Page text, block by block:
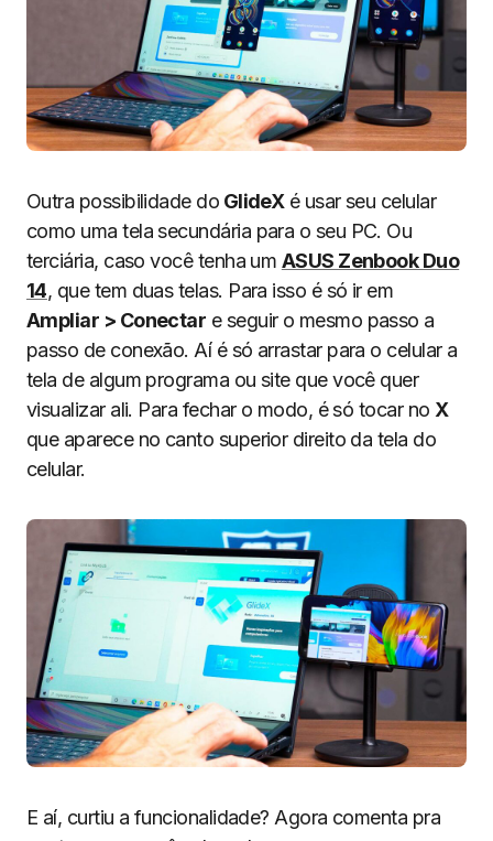
Outra possibilidade do GlideXé usar seu celular
como uma tela secundária para o seu PC. Ou
terciária, caso você tenha um ASUS Zenbook Duo
14, que tem duas telas. Para isso é só ir em
Ampliar > Conectar e seguir o mesmo passo a
passo de conexão. Aí é só arrastar para o celular a
tela de algum programa ou site que você quer
visualizar ali. Para fechar o modo, é só tocar no X
que aparece no canto superior direito da tela do
celular.
E aí, curtiu a funcionalidade? Agora comenta pra